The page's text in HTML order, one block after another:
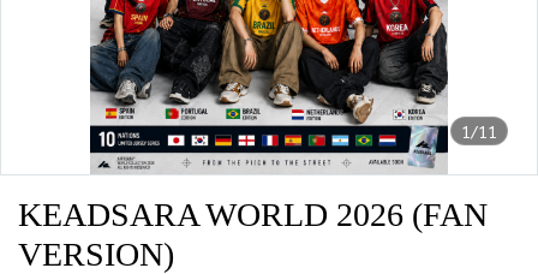
1/11
KEADSARA WORLD 2026 (FAN
VERSION)